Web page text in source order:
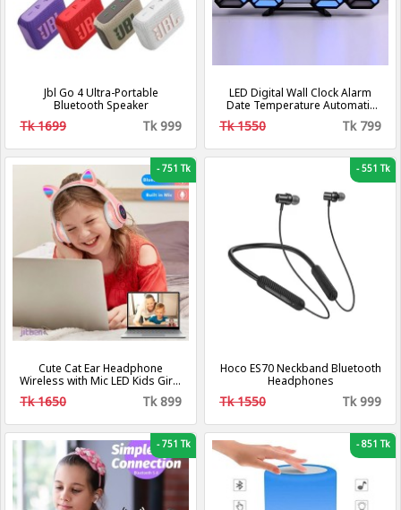
Jbl Go 4 Ultra-Portable
Bluetooth Speaker
Tk 1699 Tk 999
LED Digital Wall Clock Alarm
Date Temperature Automatic
Backlight Table Desktop
Tk 1550 Tk 799
-751 Tk
Cute Cat Ear Headphone
Wireless with Mic LED Kids Girls
Stereo Phone Music Bluetooth
Headset Gamer Gift
Tk 1650 Tk 899
-551 Tk
Hoco ES70 Neckband Bluetooth
Headphones
Tk 1550 Tk 999
-751 Tk -851 Tk